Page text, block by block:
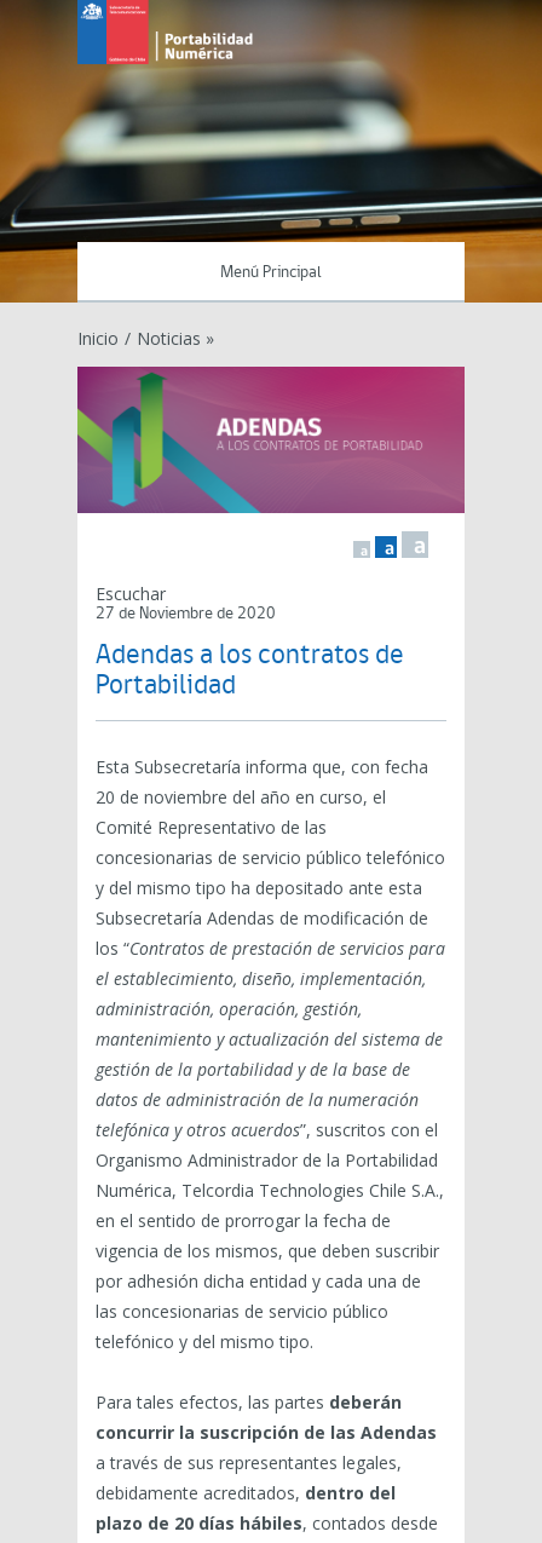
Menú Principal
Inicio / Noticias »
a a a
Escuchar
27 de Noviembre de 2020
Adendas a los contratos de
Portabilidad
Esta Subsecretaría informa que, con fecha
20 de noviembre del año en curso, el
Comité Representativo de las
concesionarias de servicio público telefónico
y del mismo tipo ha depositado ante esta
Subsecretaría Adendas de modificación de
los “Contratos de prestación de servicios para
el establecimiento, diseño, implementación,
administración, operación, gestión,
mantenimiento y actualización del sistema de
gestión de la portabilidad y de la base de
datos de administración de la numeración
telefónica y otros acuerdos”, suscritos con el
Organismo Administrador de la Portabilidad
Numérica, Telcordia Technologies Chile S.A.,
en el sentido de prorrogar la fecha de
vigencia de los mismos, que deben suscribir
por adhesión dicha entidad y cada una de
las concesionarias de servicio público
telefónico y del mismo tipo.
Para tales efectos, las partes deberán
concurrir la suscripción de las Adendas
a través de sus representantes legales,
debidamente acreditados, dentro del
plazo de 20 días hábiles, contados desde